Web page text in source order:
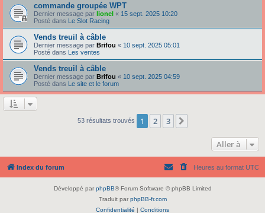
commande groupée WPT
Dernier message par lionel « 15 sept. 2025 10:20
Posté dans Le Slot Racing
Vends treuil à câble
Dernier message par Brifou « 10 sept. 2025 05:01
Posté dans Les ventes
Vends treuil à câble
Dernier message par Brifou « 10 sept. 2025 04:59
Posté dans Le site et le forum
53 résultats trouvés 1 2 3
Aller à
Index du forum Heures au format UTC
Développé par phpBB® Forum Software © phpBB Limited
Traduit par phpBB-fr.com
Confidentialité | Conditions